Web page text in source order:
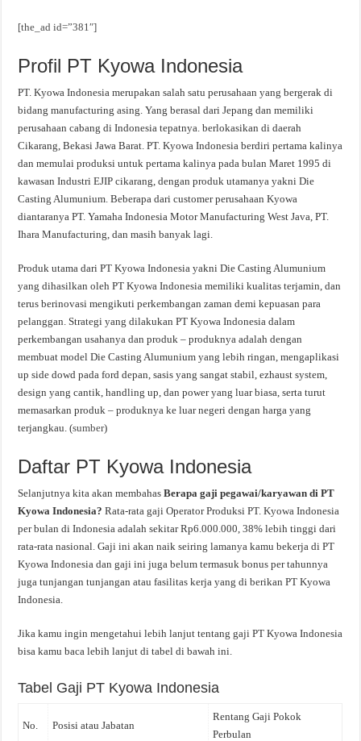
[the_ad id=”381″]
Profil PT Kyowa Indonesia
PT. Kyowa Indonesia merupakan salah satu perusahaan yang bergerak di
bidang manufacturing asing. Yang berasal dari Jepang dan memiliki
perusahaan cabang di Indonesia tepatnya. berlokasikan di daerah
Cikarang, Bekasi Jawa Barat. PT. Kyowa Indonesia berdiri pertama kalinya
dan memulai produksi untuk pertama kalinya pada bulan Maret 1995 di
kawasan Industri EJIP cikarang, dengan produk utamanya yakni Die
Casting Alumunium. Beberapa dari customer perusahaan Kyowa
diantaranya PT. Yamaha Indonesia Motor Manufacturing West Java, PT.
Ihara Manufacturing, dan masih banyak lagi.
Produk utama dari PT Kyowa Indonesia yakni Die Casting Alumunium
yang dihasilkan oleh PT Kyowa Indonesia memiliki kualitas terjamin, dan
terus berinovasi mengikuti perkembangan zaman demi kepuasan para
pelanggan. Strategi yang dilakukan PT Kyowa Indonesia dalam
perkembangan usahanya dan produk – produknya adalah dengan
membuat model Die Casting Alumunium yang lebih ringan, mengaplikasi
up side dowd pada ford depan, sasis yang sangat stabil, ezhaust system,
design yang cantik, handling up, dan power yang luar biasa, serta turut
memasarkan produk – produknya ke luar negeri dengan harga yang
terjangkau. (sumber)
Daftar PT Kyowa Indonesia
Selanjutnya kita akan membahasBerapa gaji pegawai/karyawan di PT
Kyowa Indonesia? Rata-rata gaji Operator Produksi PT. Kyowa Indonesia
per bulan di Indonesia adalah sekitar Rp6.000.000, 38% lebih tinggi dari
rata-rata nasional. Gaji ini akan naik seiring lamanya kamu bekerja di PT
Kyowa Indonesia dan gaji ini juga belum termasuk bonus per tahunnya
juga tunjangan tunjangan atau fasilitas kerja yang di berikan PT Kyowa
Indonesia.
Jika kamu ingin mengetahui lebih lanjut tentang gaji PT Kyowa Indonesia
bisa kamu baca lebih lanjut di tabel di bawah ini.
Tabel Gaji PT Kyowa Indonesia
No. Posisi atau Jabatan
Rentang Gaji Pokok
Perbulan